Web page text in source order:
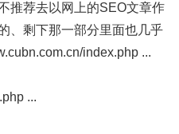
推荐去以网上的SEO文章作
、剩下那一部分里面也几乎
index.php ...
...